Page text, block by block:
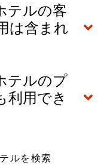
テルの客
は含まれ
テルのプ
利用でき
ルを検索